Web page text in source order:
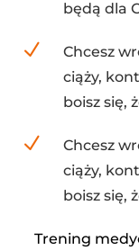
będą dla
N
Chcesz
ciąży,
boisz się,
N
Chcesz
ciąży,
boisz się,
Trening